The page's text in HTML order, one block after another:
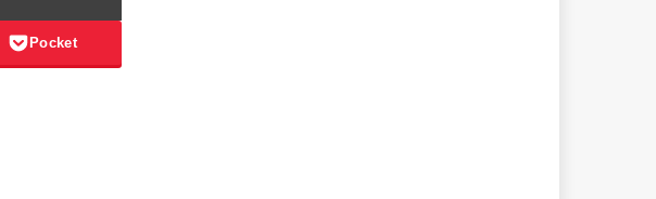
Pocket